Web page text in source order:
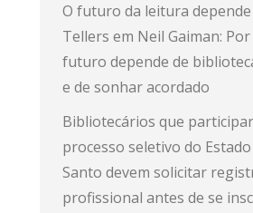
O futuro da leitura depende
Tellers em Neil Gaiman:
futuro depende de
e de sonhar acordado
Bibliotecários que
processo seletivo do
Santo devem solicitar
profissional antes de se